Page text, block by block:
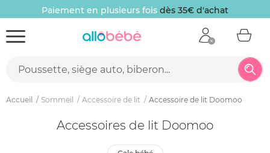
Paiement en plusieurs fois dès 35€ d'achat
Accueil Sommeil Accessoire de lit Accessoire de lit Doomoo
Accessoires de lit Doomoo